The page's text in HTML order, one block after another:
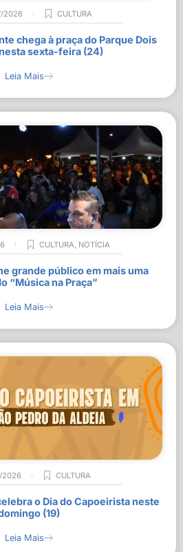
2026 CULTURA
chega à praça do Parque Dois
sexta-feira (24)
Leia Mais
CULTURA, NOTÍCIA
grande público em mais uma
“Música na Praça”
Leia Mais
2026 CULTURA
o Dia do Capoeirista neste
(19)
Leia Mais